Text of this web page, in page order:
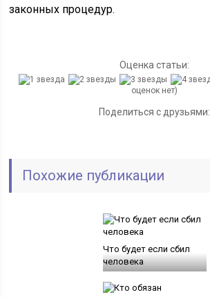
законных процедур.
Оценка статьи:
оценок нет)
Поделиться с друзьями:
Похожие публикации
Что будет если сбил
человека